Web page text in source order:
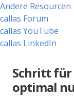
Andere Resourcen
callas Forum
callas YouTube
callas LinkedIn
Schritt für
optimal